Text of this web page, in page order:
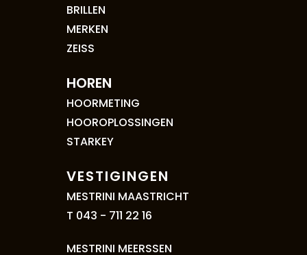
BRILLEN
MERKEN
ZEISS
HOREN
HOORMETING
HOOROPLOSSINGEN
STARKEY
VESTIGINGEN
MESTRINI MAASTRICHT
T 043 - 711 22 16
MESTRINI MEERSSEN